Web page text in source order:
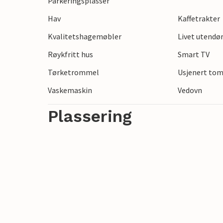
Området rundt Kollerup innbyr til en
nærliggende Kollerup klitplantasje,
bryggerimuseum og koselige kafeer.
Hav Kaffetrakter
Kvalitetshagemøbler
Livet
Røykfritt hus
Smart TV
Tørketrommel
Usjenert
Vaskemaskin
Vedovn
Plassering